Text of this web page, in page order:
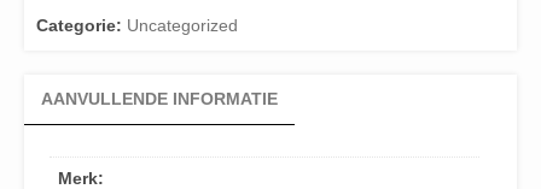
Categorie: Uncategorized
AANVULLENDE INFORMATIE
Merk: